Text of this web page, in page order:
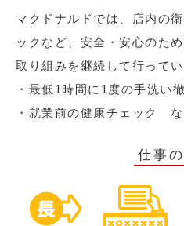
マクドナルドでは、店内の
ックなど、安全・安心のた
取り組みを継続して行ってい
・最低1時間に1度の手洗い
・就業前の健康チェック
仕事